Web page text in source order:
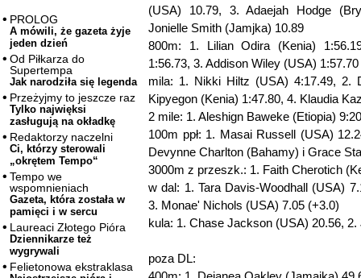
PROLOG
A mówili, że gazeta żyje
jeden dzień
Od Piłkarza do
Supertempa
Jak narodziła się legenda
Przeżyjmy to jeszcze raz
Tylko najwięksi
zasługują na okładkę
Redaktorzy naczelni
Ci, którzy sterowali
„okrętem Tempo“
Tempo we
wspomnieniach
Gazeta, która została w
pamięci i w sercu
Laureaci Złotego Pióra
Dziennikarze też
wygrywali
Felietonowa ekstraklasa
(USA) 10.79, 3. Adaejah Hodge
Jonielle Smith (Jamjka) 10.89
800m: 1. Lilian Odira (Kenia)
1:56.73, 3. Addison Wiley (USA) 1:57.70
mila: 1. Nikki Hiltz (USA) 4:17.49, 2.
Kipyegon (Kenia) 1:47.80, 4. Klaudia
2 mile: 1. Aleshign Baweke (Etiopia)
100m ppł: 1. Masai Russell (USA)
Devynne Charlton (Bahamy) i Grace
3000m z przeszk.: 1. Faith Cherotich
w dal: 1. Tara Davis-Woodhall (USA)
3. Monae' Nichols (USA) 7.05 (+3.0)
kula: 1. Chase Jackson (USA) 20.56,
poza DL: